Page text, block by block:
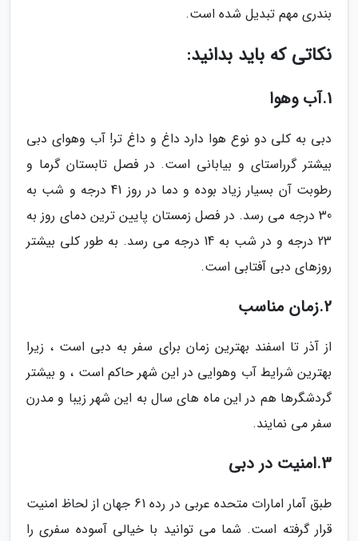
بندری مهم تبدیل شده است.
نکاتی که باید بدانید:
1.آب وهوا
دبی به کلی دو نوع هوا دارد داغ و داغ تر! آب وهوای دبی
بیشتر گرراستای و بیابانی است. در فصل تابستان گرما و
رطوبت آن بسیار زیاد بوده و دما در روز 41 درجه و شب به
30 درجه می رسد. در فصل زمستان پایین ترین دمای روز به
23 درجه و در شب به 14 درجه می رسد. به طور کلی بیشتر
روزهای دبی آفتابی است.
2.زمان مناسب
از آذر تا اسفند بهترین زمان برای سفر به دبی است ، زیرا
بهترین شرایط آب وهوایی در این شهر حاکم است ، و بیشتر
گردشگرها هم در این ماه های سال به این شهر زیبا و مدرن
سفر می نمایند.
3.امنیت در دبی
طبق آمار امارات متحده عربی در رده 61 جهان از لحاظ امنیت
قرار گرفته است. شما می توانید با خیالی آسوده سفری را